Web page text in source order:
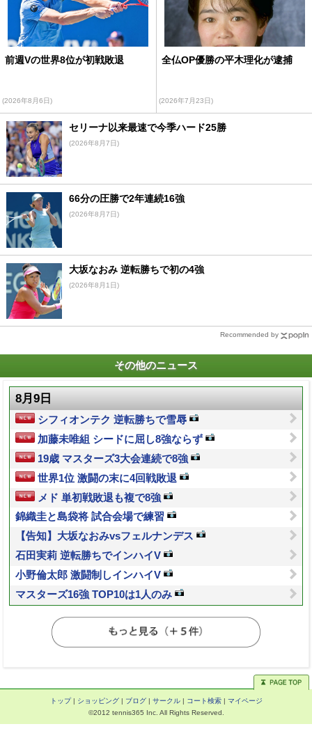
前週Vの世界8位が初戦敗退
(2026年8月6日)
全仏OP優勝の平木理化が逮捕
(2026年7月23日)
セリーナ以来最速で今季ハード25勝
(2026年8月7日)
66分の圧勝で2年連続16強
(2026年8月7日)
大坂なおみ 逆転勝ちで初の4強
(2026年8月1日)
Recommended by
その他のニュース
8月9日
シフィオンテク 逆転勝ちで雪辱
加藤未唯組 シードに屈し8強ならず
19歳 マスターズ3大会連続で8強
世界1位 激闘の末に4回戦敗退
メド 単初戦敗退も複で8強
錦織圭と島袋将 試合会場で練習
【告知】大坂なおみvsフェルナンデス
石田実莉 逆転勝ちでインハイV
小野倫太郎 激闘制しインハイV
マスターズ16強 TOP10は1人のみ
トップ| ショッピング| ブログ| サークル| コート検索| マイページ
©2012 tennis365 Inc. All Rights Reserved.